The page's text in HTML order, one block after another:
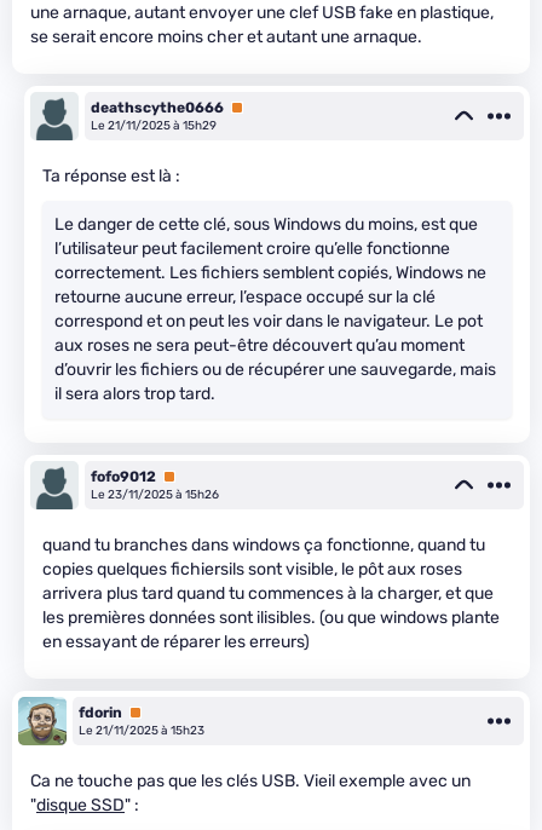
une arnaque, autant envoyer une clef USB fake en plastique,
se serait encore moins cher et autant une arnaque.
deathscythe0666 Premium
Le 21/11/2025 à 15h29
Ta réponse est là :
Le danger de cette clé, sous Windows du moins, est que
l’utilisateur peut facilement croire qu’elle fonctionne
correctement. Les fichiers semblent copiés, Windows ne
retourne aucune erreur, l’espace occupé sur la clé
correspond et on peut les voir dans le navigateur. Le pot
aux roses ne sera peut-être découvert qu’au moment
d’ouvrir les fichiers ou de récupérer une sauvegarde, mais
il sera alors trop tard.
fofo9012 Premium
Le 23/11/2025 à 15h26
quand tu branches dans windows ça fonctionne, quand tu
copies quelques fichiersils sont visible, le pôt aux roses
arrivera plus tard quand tu commences à la charger, et que
les premières données sont ilisibles. (ou que windows plante
en essayant de réparer les erreurs)
fdorin
Premium
Le 21/11/2025 à 15h23
Ca ne touche pas que les clés USB. Vieil exemple avec un
"disque SSD" :